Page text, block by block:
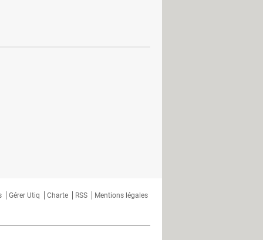
Gérer Utiq Charte RSS
Mentions légales